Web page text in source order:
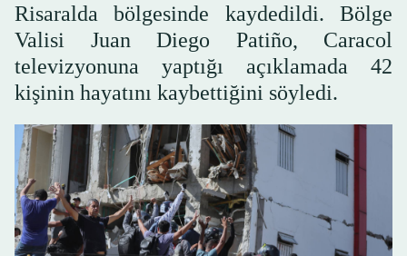
Risaralda bölgesinde kaydedildi. Bölge
Valisi Juan Diego Patiño, Caracol
televizyonuna yaptığı açıklamada 42
kişinin hayatını kaybettiğini söyledi.